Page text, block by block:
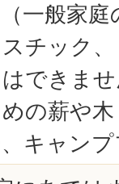
一般家
チック
できま
の薪や
キャン